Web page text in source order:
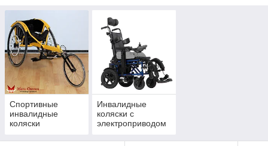
оснащением, Коляски с электроприводом, кресло коляски
для детей с ДЦП, которые имеют различные
функциональности, снабжены съемными столиками,
съемным автокреслом, удобны и просты в использовании.
Спортивные
инвалидные
коляски
Инвалидные
коляски с
электроприводом